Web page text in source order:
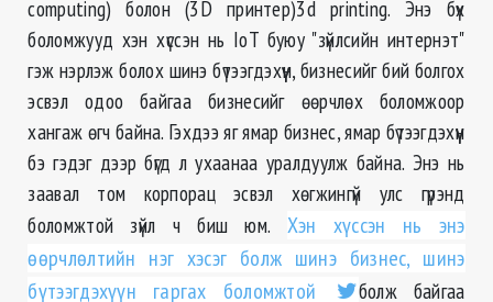
computing) болон (3D принтер)3d printing. Энэ бүх
боломжууд хэн хүссэн нь IoT буюу "зүйлсийн интернэт"
гэж нэрлэж болох шинэ бүтээгдэхүүн, бизнесийг бий болгох
эсвэл одоо байгаа бизнесийг өөрчлөх боломжоор
хангаж өгч байна. Гэхдээ яг ямар бизнес, ямар бүтээгдэхүүн
бэ гэдэг дээр бүгд л ухаанаа уралдуулж байна. Энэ нь
заавал том корпорац эсвэл хөгжингүй улс гүрэнд
боломжтой зүйл ч биш юм. Хэн хүссэн нь энэ
өөрчлөлтийн нэг хэсэг болж шинэ бизнес, шинэ
бүтээгдэхүүн гаргах боломжтой
болж байгаа